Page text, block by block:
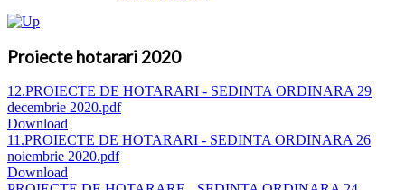
Proiecte hotarari 2020
12.PROIECTE DE HOTARARI - SEDINTA ORDINARA 29
decembrie 2020.pdf
Download
11.PROIECTE DE HOTARARI - SEDINTA ORDINARA 26
noiembrie 2020.pdf
Download